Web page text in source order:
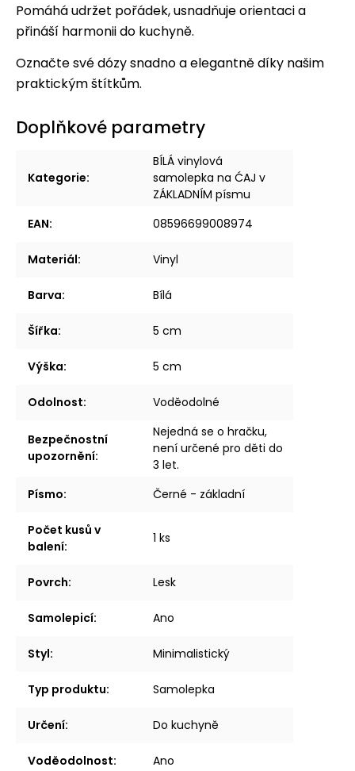
Pomáhá udržet pořádek, usnadňuje orientaci a
přináší harmonii do kuchyně.
Označte své dózy snadno a elegantně díky našim
praktickým štítkům.
Doplňkové parametry
Kategorie:
BÍLÁ vinylová
samolepka na ĆAJ v
ZÁKLADNÍM písmu
EAN: 08596699008974
Materiál: Vinyl
Barva: Bílá
Šířka: 5 cm
Výška: 5 cm
Odolnost: Voděodolné
Bezpečnostní
upozornění:
Nejedná se o hračku,
není určené pro děti do
3 let.
Písmo: Černé - základní
Počet kusů v
balení:
1 ks
Povrch: Lesk
Samolepicí: Ano
Styl: Minimalistický
Typ produktu: Samolepka
Určení: Do kuchyně
Voděodolnost: Ano